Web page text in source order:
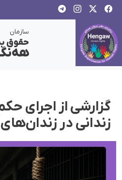
سازمان
حقوق
گزارشی از اجرای
زندانی در